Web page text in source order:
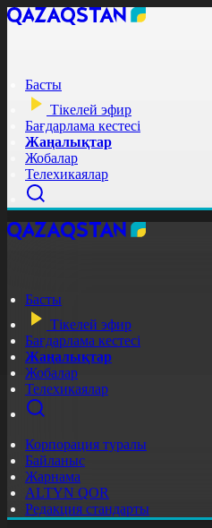
Басты
Тікелей эфир
Бағдарлама кестесі
Жаңалықтар
Жобалар
Телехикаялар
Басты
Тікелей эфир
Бағдарлама кестесі
Жаңалықтар
Жобалар
Телехикаялар
Корпорация туралы
Байланыс
Жарнама
ALTYN QOR
Редакция стандарты